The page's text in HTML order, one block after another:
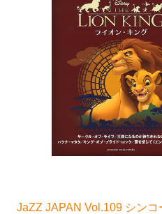
JaZZ JAPAN Vol.109 シン